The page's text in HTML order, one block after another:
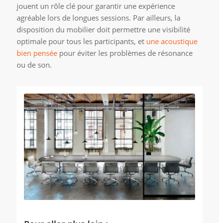
jouent un rôle clé pour garantir une expérience
agréable lors de longues sessions. Par ailleurs, la
disposition du mobilier doit permettre une visibilité
optimale pour tous les participants, et une acoustique
bien penséepour éviter les problèmes de résonance
ou de son.